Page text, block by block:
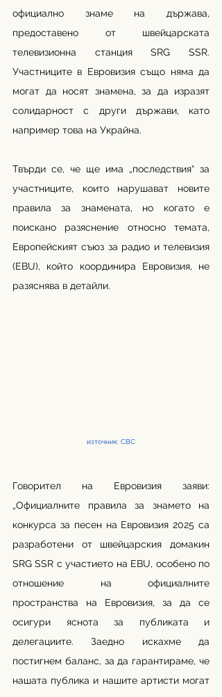
официално знаме на държава,
предоставено от швейцарската
телевизионна станция SRG SSR.
Участниците в Евровизия също няма да
могат да носят знамена, за да изразят
солидарност с други държави, като
например това на Украйна.
Твърди се, че ще има „последствия“ за
участниците, които нарушават новите
правила за знамената, но когато е
поискано разяснение относно темата,
Европейският съюз за радио и телевизия
(EBU), който координира Евровизия, не
разяснява в детайли.
източник: СВС
Говорител на Евровизия заяви:
„Официалните правила за знамето на
конкурса за песен на Евровизия 2025 са
разработени от швейцарския домакин
SRG SSR с участието на EBU, особено по
отношение на официалните
пространства на Евровизия, за да се
осигури яснота за публиката и
делегациите. Заедно искахме да
постигнем баланс, за да гарантираме, че
нашата публика и нашите артисти могат